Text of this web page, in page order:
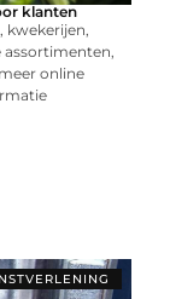
klanten
kwekerijen,
online